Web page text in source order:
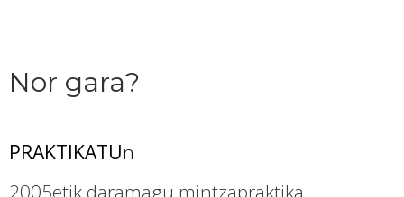
Nor gara?
PRAKTIKATUn
2005etik daramagu mintzapraktika